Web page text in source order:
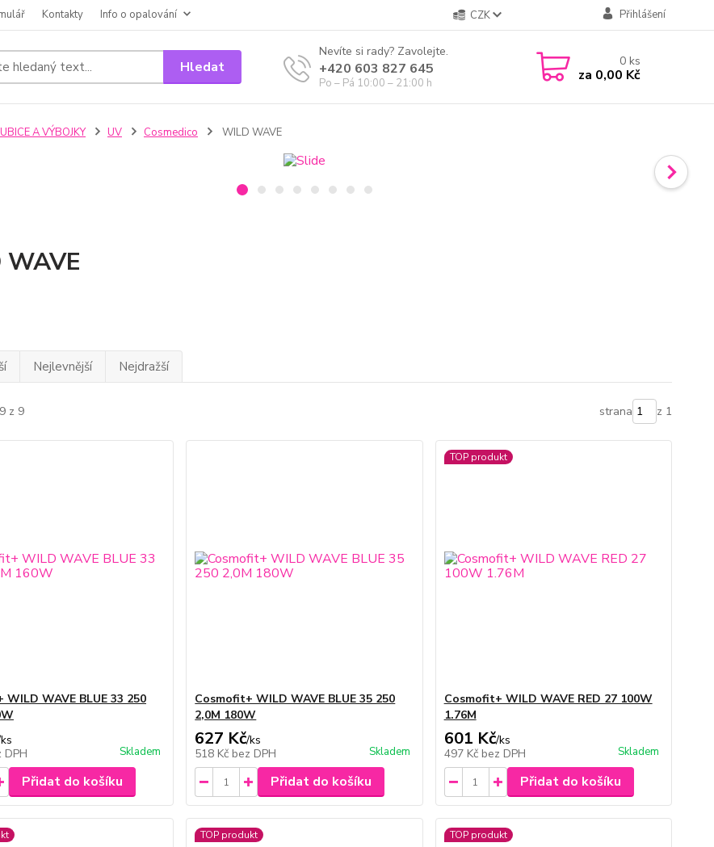
Kontakty Info o opalování CZK Přihlášení
Hledat
Nevíte si rady? Zavolejte.
+420 603 827 645
Po – Pá 10:00 – 21:00 h
0ks
za 0,00 Kč
A VÝBOJKY UV Cosmedico WILD WAVE
Nejlevnější Nejdražší
z 9 strana z 1
WILD WAVE BLUE 33 250
ks
DPH Skladem
Přidat do košíku
Cosmofit+ WILD WAVE BLUE 35 250
2,0M 180W
627 Kč/ks
518 Kč bez DPH Skladem
Přidat do košíku
TOP produkt
Cosmofit+ WILD WAVE RED 27 100W
1.76M
601 Kč/ks
497 Kč bez DPH Skladem
Přidat do košíku
TOP produkt TOP produkt